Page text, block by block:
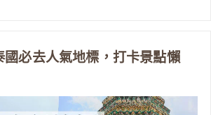
國必去人氣地標，打卡景點懶